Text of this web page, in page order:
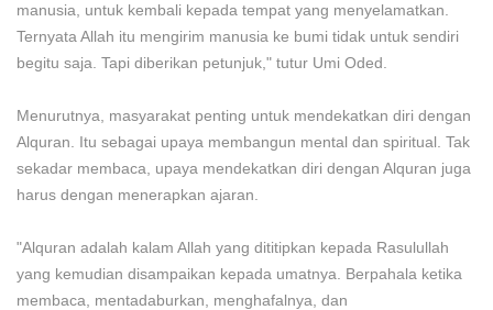
manusia, untuk kembali kepada tempat yang menyelamatkan.
Ternyata Allah itu mengirim manusia ke bumi tidak untuk sendiri
begitu saja. Tapi diberikan petunjuk," tutur Umi Oded.
Menurutnya, masyarakat penting untuk mendekatkan diri dengan
Alquran. Itu sebagai upaya membangun mental dan spiritual. Tak
sekadar membaca, upaya mendekatkan diri dengan Alquran juga
harus dengan menerapkan ajaran.
"Alquran adalah kalam Allah yang dititipkan kepada Rasulullah
yang kemudian disampaikan kepada umatnya. Berpahala ketika
membaca, mentadaburkan, menghafalnya, dan